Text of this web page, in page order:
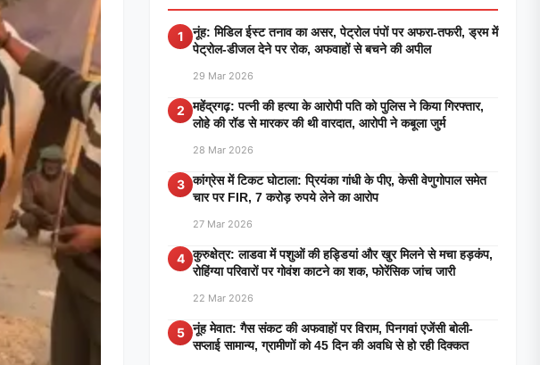
1
नूंह: मिडिल ईस्ट तनाव का असर, पेट्रोल पंपों पर अफरा-तफरी, ड्रम में
पेट्रोल-डीजल देने पर रोक, अफवाहों से बचने की अपील
29 Mar 2026
2
महेंद्रगढ़: पत्नी की हत्या के आरोपी पति को पुलिस ने किया गिरफ्तार,
लोहे की रॉड से मारकर की थी वारदात, आरोपी ने कबूला जुर्म
28 Mar 2026
3 कांग्रेस में टिकट घोटाला: प्रियंका गांधी के पीए, केसी वेणुगोपाल समेत
चार पर FIR, 7 करोड़ रुपये लेने का आरोप
27 Mar 2026
4 कुरुक्षेत्र: लाडवा में पशुओं की हड्डियां और खुर मिलने से मचा हड़कंप,
रोहिंग्या परिवारों पर गोवंश काटने का शक, फोरेंसिक जांच जारी
22 Mar 2026
5 नूंह मेवात: गैस संकट की अफवाहों पर विराम, पिनगवां एजेंसी बोली-
सप्लाई सामान्य, ग्रामीणों को 45 दिन की अवधि से हो रही दिक्कत